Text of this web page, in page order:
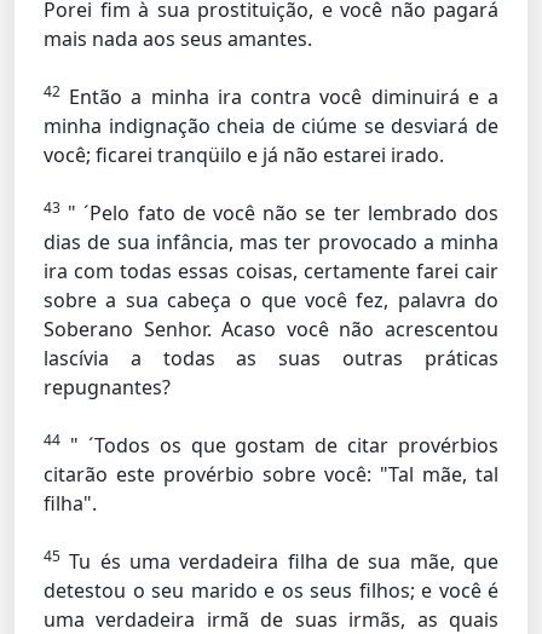
Porei fim à sua prostituição, e você não pagará
mais nada aos seus amantes.
42 Então a minha ira contra você diminuirá e a
minha indignação cheia de ciúme se desviará de
você; ficarei tranqüilo e já não estarei irado.
43 " ´Pelo fato de você não se ter lembrado dos
dias de sua infância, mas ter provocado a minha
ira com todas essas coisas, certamente farei cair
sobre a sua cabeça o que você fez, palavra do
Soberano Senhor. Acaso você não acrescentou
lascívia a todas as suas outras práticas
repugnantes?
44 " ´Todos os que gostam de citar provérbios
citarão este provérbio sobre você: "Tal mãe, tal
filha".
45 Tu és uma verdadeira filha de sua mãe, que
detestou o seu marido e os seus filhos; e você é
uma verdadeira irmã de suas irmãs, as quais